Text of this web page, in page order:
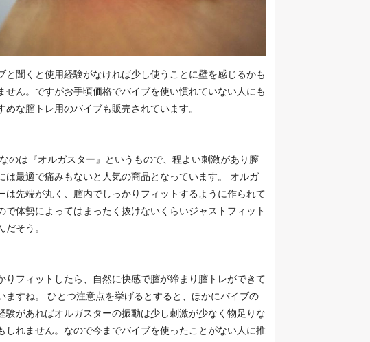
と聞くと使用経験がなければ少し使うことに壁を感じるかも
せん。ですがお手頃価格でバイブを使い慣れていない人にも
めな膣トレ用のバイブも販売されています。
のは『オルガスター』というもので、程よい刺激があり膣
は最適で痛みもないと人気の商品となっています。 オルガ
は先端が丸く、膣内でしっかりフィットするように作られて
で体勢によってはまったく抜けないくらいジャストフィット
だそう。
りフィットしたら、自然に快感で膣が締まり膣トレができて
ますね。 ひとつ注意点を挙げるとすると、ほかにバイブの
験があればオルガスターの振動は少し刺激が少なく物足りな
しれません。なので今までバイブを使ったことがない人に推